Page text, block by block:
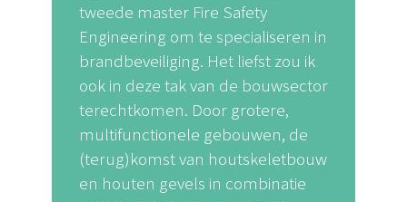
tweede master Fire Safety
Engineering om te specialiseren in
brandbeveiliging. Het liefst zou ik
ook in deze tak van de bouwsector
terechtkomen. Door grotere,
multifunctionele gebouwen, de
(terug)komst van houtskeletbouw
en houten gevels in combinatie